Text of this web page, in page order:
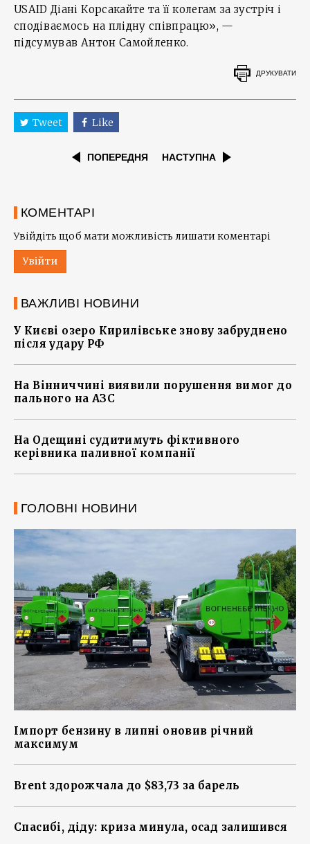
USAID Діані Корсакайте та її колегам за зустріч і
сподіваємось на плідну співпрацю», —
підсумував Антон Самойленко.
ДРУКУВАТИ
Tweet Like
ПОПЕРЕДНЯ НАСТУПНА
КОМЕНТАРІ
Увійдіть щоб мати можливість лишати коментарі
Увійти
ВАЖЛИВІ НОВИНИ
У Києві озеро Кирилівське знову забруднено
після удару РФ
На Вінниччині виявили порушення вимог до
пального на АЗС
На Одещині судитимуть фіктивного
керівника паливної компанії
ГОЛОВНІ НОВИНИ
Імпорт бензину в липні оновив річний
максимум
Brent здорожчала до $83,73 за барель
Спасибі, діду: криза минула, осад залишився